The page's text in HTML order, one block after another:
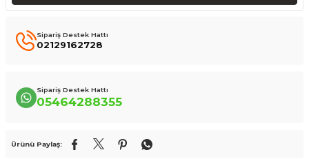
Sipariş Destek Hattı
02129162728
Sipariş Destek Hattı
05464288355
Ürünü Paylaş: